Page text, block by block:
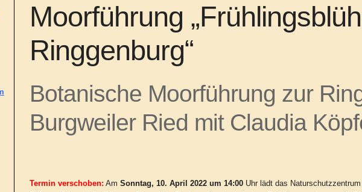
Moorführung
Ringgenburg“
Botanische Moorführung zur
Burgweiler Ried mit Claudia
Termin verschoben: Am Sonntag, 10. April 2022 um 14:00Uhr lädt das Naturschutzzentrum